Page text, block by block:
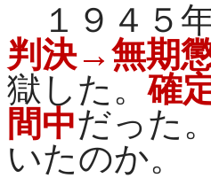
１９４５
判決→無期
獄した。確
間中だった
いたのか。